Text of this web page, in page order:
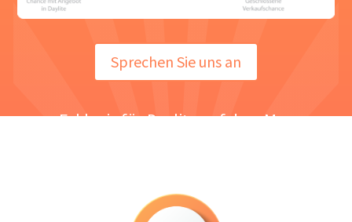
Sprechen Sie uns an
Exklusiv für Daylite auf dem Mac